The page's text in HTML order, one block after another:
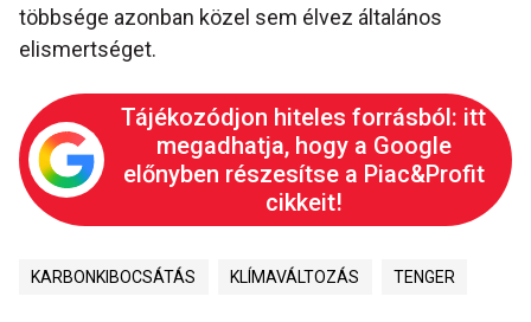
többsége azonban közel sem élvez általános
elismertséget.
Tájékozódjon hiteles forrásból: itt
megadhatja, hogy a Google
előnyben részesítse a Piac&Profit
cikkeit!
KARBONKIBOCSÁTÁS KLÍMAVÁLTOZÁS TENGER